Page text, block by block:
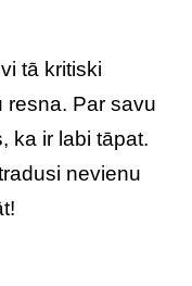
tā kritiski
resna. Par savu
ka ir labi tāpat.
nevienu